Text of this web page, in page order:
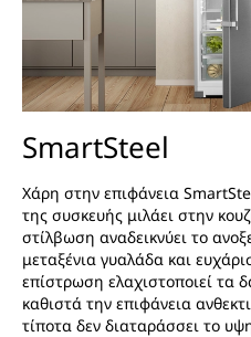
SmartSteel
Χάρη στην επιφάνεια
της συσκευής μιλάει στην
στίλβωση αναδεικνύει το
μεταξένια γυαλάδα και
επίστρωση ελαχιστοποιεί τα
καθιστά την επιφάνεια
τίποτα δεν διαταράσσει το